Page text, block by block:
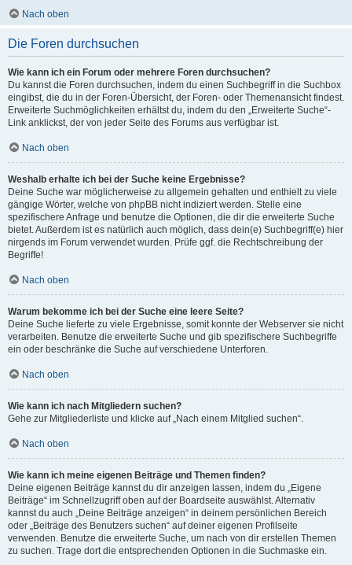
Nach oben
Die Foren durchsuchen
Wie kann ich ein Forum oder mehrere Foren durchsuchen?
Du kannst die Foren durchsuchen, indem du einen Suchbegriff in die Suchbox
eingibst, die du in der Foren-Übersicht, der Foren- oder Themenansicht findest.
Erweiterte Suchmöglichkeiten erhältst du, indem du den „Erweiterte Suche“-
Link anklickst, der von jeder Seite des Forums aus verfügbar ist.
Nach oben
Weshalb erhalte ich bei der Suche keine Ergebnisse?
Deine Suche war möglicherweise zu allgemein gehalten und enthielt zu viele
gängige Wörter, welche von phpBB nicht indiziert werden. Stelle eine
spezifischere Anfrage und benutze die Optionen, die dir die erweiterte Suche
bietet. Außerdem ist es natürlich auch möglich, dass dein(e) Suchbegriff(e) hier
nirgends im Forum verwendet wurden. Prüfe ggf. die Rechtschreibung der
Begriffe!
Nach oben
Warum bekomme ich bei der Suche eine leere Seite?
Deine Suche lieferte zu viele Ergebnisse, somit konnte der Webserver sie nicht
verarbeiten. Benutze die erweiterte Suche und gib spezifischere Suchbegriffe
ein oder beschränke die Suche auf verschiedene Unterforen.
Nach oben
Wie kann ich nach Mitgliedern suchen?
Gehe zur Mitgliederliste und klicke auf „Nach einem Mitglied suchen“.
Nach oben
Wie kann ich meine eigenen Beiträge und Themen finden?
Deine eigenen Beiträge kannst du dir anzeigen lassen, indem du „Eigene
Beiträge“ im Schnellzugriff oben auf der Boardseite auswählst. Alternativ
kannst du auch „Deine Beiträge anzeigen“ in deinem persönlichen Bereich
oder „Beiträge des Benutzers suchen“ auf deiner eigenen Profilseite
verwenden. Benutze die erweiterte Suche, um nach von dir erstellen Themen
zu suchen. Trage dort die entsprechenden Optionen in die Suchmaske ein.